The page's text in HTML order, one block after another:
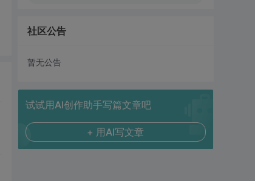
社区公告
暂无公告
试试用AI创作助手写篇文章吧
+ 用AI写文章